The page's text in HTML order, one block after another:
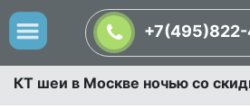
КТ шеи в Москве ночью со